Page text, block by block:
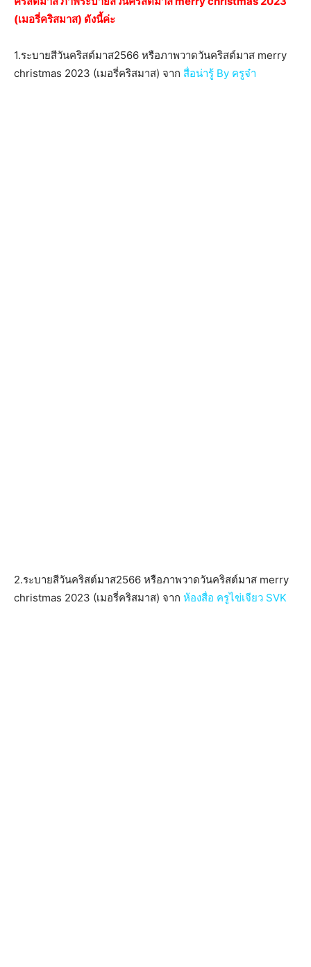
(เมอรี่คริสมาส) ดังนี้ค่ะ
1.ระบายสีวันคริสต์มาส2566 หรือภาพวาดวันคริสต์มาส merry
christmas 2023 (เมอรี่คริสมาส) จาก สื่อน่ารู้ By ครูจ๋า
2.ระบายสีวันคริสต์มาส2566 หรือภาพวาดวันคริสต์มาส merry
christmas 2023 (เมอรี่คริสมาส) จาก ห้องสื่อ ครูไข่เจียว SVK